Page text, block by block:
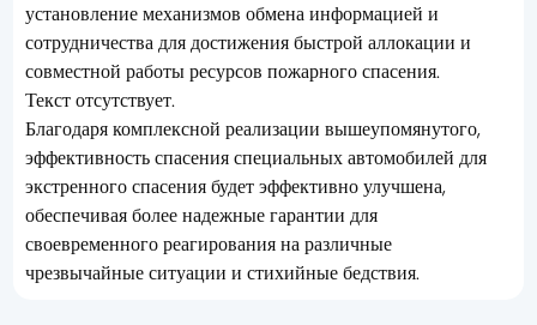
установление механизмов обмена информацией и
сотрудничества для достижения быстрой аллокации и
совместной работы ресурсов пожарного спасения.
Текст отсутствует.
Благодаря комплексной реализации вышеупомянутого,
эффективность спасения специальных автомобилей для
экстренного спасения будет эффективно улучшена,
обеспечивая более надежные гарантии для
своевременного реагирования на различные
чрезвычайные ситуации и стихийные бедствия.